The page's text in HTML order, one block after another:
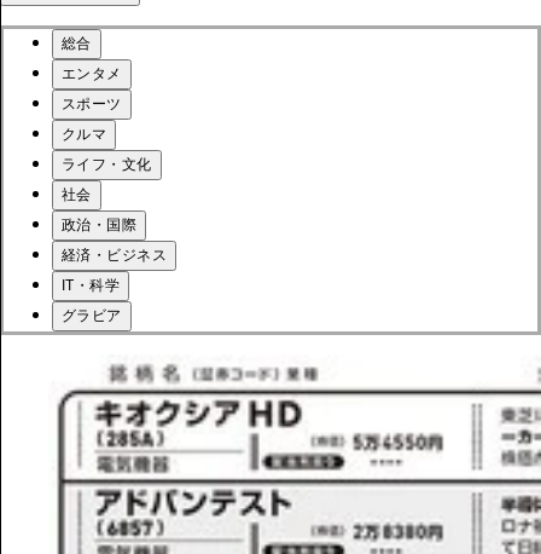
総合
エンタメ
スポーツ
クルマ
ライフ・文化
社会
政治・国際
経済・ビジネス
IT・科学
グラビア